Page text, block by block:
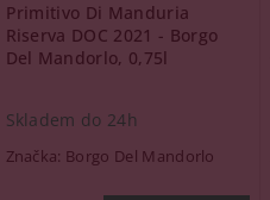
Primitivo Di Manduria
Riserva DOC 2021 - Borgo
Del Mandorlo, 0,75l
Skladem do 24h
Značka: Borgo Del Mandorlo